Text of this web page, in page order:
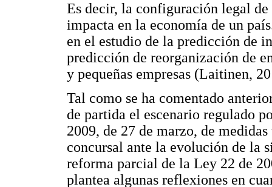
Es decir, la configuración legal
impacta en la economía de un
en el estudio de la predicción de
predicción de reorganización de
y pequeñas empresas (Laitinen,
Tal como se ha comentado
de partida el escenario regulado
2009, de 27 de marzo, de
concursal ante la evolución de la
reforma parcial de la Ley 22 de
plantea algunas reflexiones en